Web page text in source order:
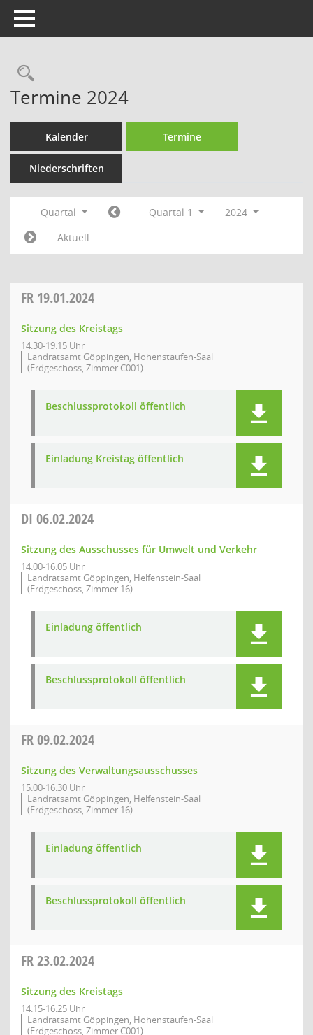
Toggle navigation
Rechercheauswahl
Termine 2024
Kalender Termine
Niederschriften
Quartal Quartal 1
2024
Aktuell
FR 19.01.2024
Sitzung des Kreistags
14:30-19:15 Uhr
Landratsamt Göppingen, Hohenstaufen-Saal
(Erdgeschoss, Zimmer C001)
Beschlussprotokoll öffentlich
Einladung Kreistag öffentlich
DI 06.02.2024
Sitzung des Ausschusses für Umwelt und Verkehr
14:00-16:05 Uhr
Landratsamt Göppingen, Helfenstein-Saal
(Erdgeschoss, Zimmer 16)
Einladung öffentlich
Beschlussprotokoll öffentlich
FR09.02.2024
Sitzung des Verwaltungsausschusses
15:00-16:30 Uhr
Landratsamt Göppingen, Helfenstein-Saal
(Erdgeschoss, Zimmer 16)
Einladung öffentlich
Beschlussprotokoll öffentlich
FR23.02.2024
Sitzung des Kreistags
14:15-16:25 Uhr
Landratsamt Göppingen, Hohenstaufen-Saal
(Erdgeschoss, Zimmer C001)